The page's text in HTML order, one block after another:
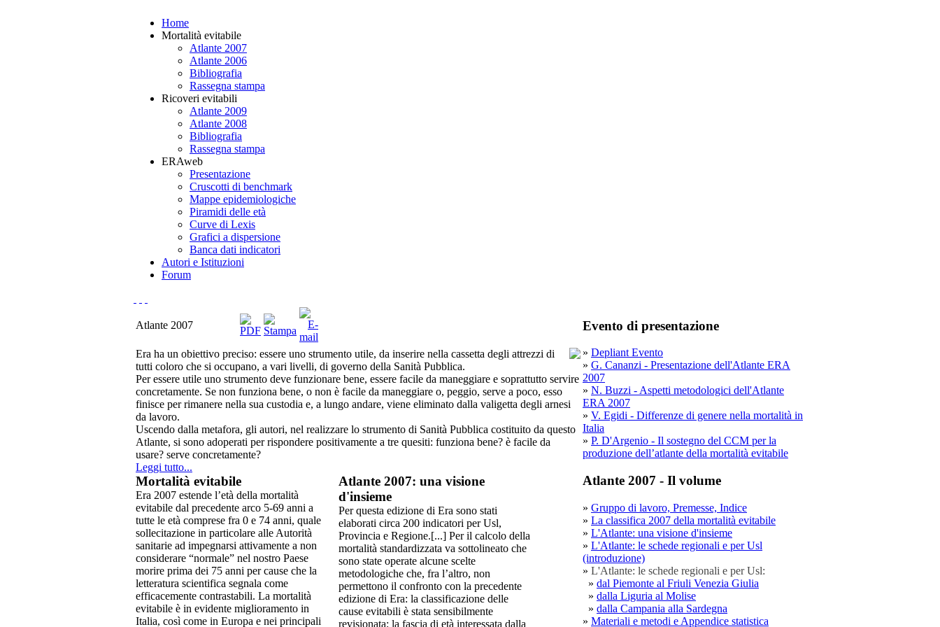
Home
Mortalità evitabile
Atlante 2007
Atlante 2006
Bibliografia
Rassegna stampa
Ricoveri evitabili
Atlante 2009
Atlante 2008
Bibliografia
Rassegna stampa
ERAweb
Presentazione
Cruscotti di benchmark
Mappe epidemiologiche
Piramidi delle età
Curve di Lexis
Grafici a dispersione
Banca dati indicatori
Autori e Istituzioni
Forum
Atlante 2007
Era ha un obiettivo preciso: essere uno strumento utile, da inserire nella cassetta degli attrezzi di
tutti coloro che si occupano, a vari livelli, di governo della Sanità Pubblica.
Per essere utile uno strumento deve funzionare bene, essere facile da maneggiare e soprattutto servire
concretamente. Se non funziona bene, o non è facile da maneggiare o, peggio, serve a poco, esso
finisce per rimanere nella sua custodia e, a lungo andare, viene eliminato dalla valigetta degli arnesi
da lavoro.
Uscendo dalla metafora, gli autori, nel realizzare lo strumento di Sanità Pubblica costituito da questo
Atlante, si sono adoperati per rispondere positivamente a tre quesiti: funziona bene? è facile da
usare? serve concretamente?
Leggi tutto...
Mortalità evitabile
Era 2007 estende l’età della mortalità
evitabile dal precedente arco 5-69 anni a
tutte le età comprese fra 0 e 74 anni, quale
sollecitazione in particolare alle Autorità
sanitarie ad impegnarsi attivamente a non
considerare “normale” nel nostro Paese
morire prima dei 75 anni per cause che la
letteratura scientifica segnala come
efficacemente contrastabili. La mortalità
evitabile è in evidente miglioramento in
Italia, così come in Europa e nei principali
Atlante 2007: una visione
d'insieme
Per questa edizione di Era sono stati
elaborati circa 200 indicatori per Usl,
Provincia e Regione.[...] Per il calcolo della
mortalità standardizzata va sottolineato che
sono state operate alcune scelte
metodologiche che, fra l’altro, non
permettono il confronto con la precedente
edizione di Era: la classificazione delle
cause evitabili è stata sensibilmente
revisionata; la fascia di età interessata dalla
Evento di presentazione
» Depliant Evento
» G. Cananzi - Presentazione dell'Atlante ERA
2007
» N. Buzzi - Aspetti metodologici dell'Atlante
ERA 2007
» V. Egidi - Differenze di genere nella mortalità in
Italia
» P. D'Argenio - Il sostegno del CCM per la
produzione dell’atlante della mortalità evitabile
Atlante 2007 - Il volume
» Gruppo di lavoro, Premesse, Indice
» La classifica 2007 della mortalità evitabile
» L'Atlante: una visione d'insieme
» L'Atlante: le schede regionali e per Usl
(introduzione)
» L'Atlante: le schede regionali e per Usl:
» dal Piemonte al Friuli Venezia Giulia
» dalla Liguria al Molise
» dalla Campania alla Sardegna
» Materiali e metodi e Appendice statistica